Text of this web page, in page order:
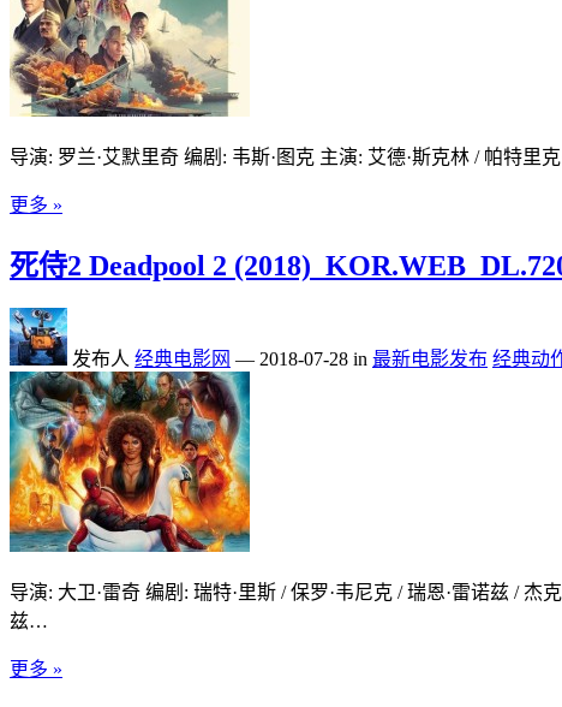
导演: 罗兰·艾默里奇 编剧: 韦斯·图克 主演: 艾德·斯克林 / 帕特里
更多 »
死侍2 Deadpool 2
发布人 经典电影网 — 2018-07-28 in 最新电影发布 经典动
导演: 大卫·雷奇 编剧: 瑞特·里斯 / 保罗·韦尼克 / 瑞恩·雷诺兹 / 杰
兹…
更多 »